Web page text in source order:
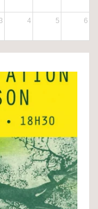
3 4 5 6